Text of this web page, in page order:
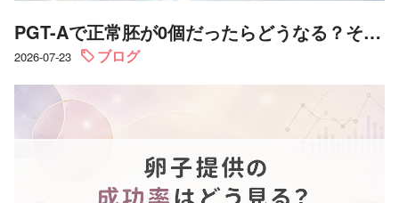
PGT-Aで正常胚が0個だったらどうなる？その後の治療や選択肢について
2026-07-23 ブログ